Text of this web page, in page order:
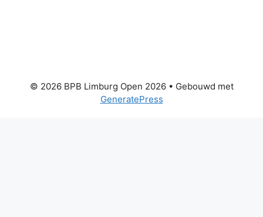
© 2026 BPB Limburg Open 2026• Gebouwd met
GeneratePress